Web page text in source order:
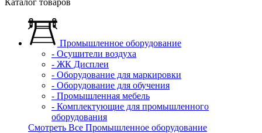
Каталог товаров
Промышленное оборудование
- Осушители воздуха
- ЖК Дисплеи
- Оборудование для маркировки
- Оборудование для обучения
- Промышленная мебель
- Комплектующие для промышленного
оборудования
Смотреть Все Промышленное оборудование